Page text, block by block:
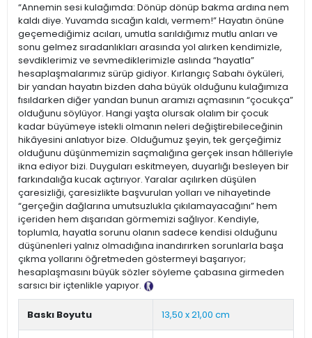
“Annemin sesi kulağımda: Dönüp dönüp bakma ardına nem
kaldı diye. Yuvamda sıcağın kaldı, vermem!” Hayatın önüne
geçemediğimiz acıları, umutla sarıldığımız mutlu anları ve
sonu gelmez sıradanlıkları arasında yol alırken kendimizle,
sevdiklerimiz ve sevmediklerimizle aslında “hayatla”
hesaplaşmalarımız sürüp gidiyor. Kırlangıç Sabahı öyküleri,
bir yandan hayatın bizden daha büyük olduğunu kulağımıza
fısıldarken diğer yandan bunun aramızı açmasının “çocukça”
olduğunu söylüyor. Hangi yaşta olursak olalım bir çocuk
kadar büyümeye istekli olmanın neleri değiştirebileceğinin
hikâyesini anlatıyor bize. Olduğumuz şeyin, tek gerçeğimiz
olduğunu düşünmemizin saçmalığına gerçek insan hâlleriyle
ikna ediyor bizi. Duyguları eskitmeyen, duyarlığı besleyen bir
farkındalığa kucak açtırıyor. Yaralar açılırken düşülen
çaresizliği, çaresizlikte başvurulan yolları ve nihayetinde
“gerçeğin dağlarına umutsuzlukla çıkılamayacağını” hem
içeriden hem dışarıdan görmemizi sağlıyor. Kendiyle,
toplumla, hayatla sorunu olanın sadece kendisi olduğunu
düşünenleri yalnız olmadığına inandırırken sorunlarla başa
çıkma yollarını öğretmeden göstermeyi başarıyor;
hesaplaşmasını büyük sözler söyleme çabasına girmeden
sarsıcı bir içtenlikle yapıyor.
Baskı Boyutu 13,50 x 21,00 cm